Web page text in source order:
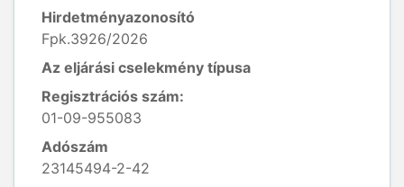
Hirdetményazonosító
Fpk.3926/2026
Az eljárási cselekmény típusa
Regisztrációs szám:
01-09-955083
Adószám
23145494-2-42